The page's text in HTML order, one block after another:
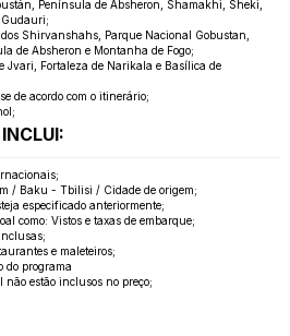
Península de Absheron, Shamakhi, Sheki,
Shirvanshahs, Parque Nacional Gobustan,
de Absheron e Montanha de Fogo;
Jvari, Fortaleza de Narikala e Basílica de
de acordo com o itinerário;
/ Baku - Tbilisi / Cidade de origem;
especificado anteriormente;
como: Vistos e taxas de embarque;
e maleteiros;
do programa
não estão inclusos no preço;